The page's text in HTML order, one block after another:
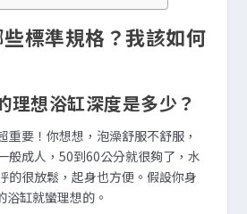
標準規格？我該如何
理想浴缸深度是多少？
重要！你想想，泡澡舒服不舒服，
般成人，50到60公分就很夠了，水
的很放鬆，起身也方便。假設你身
缸就蠻理想的。